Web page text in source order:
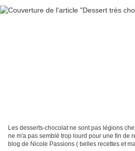
Les desserts-chocolat ne sont pas légions
ne m'a pas semblé trop lourd pour une fin de
blog de Nicole Passions ( belles recettes et